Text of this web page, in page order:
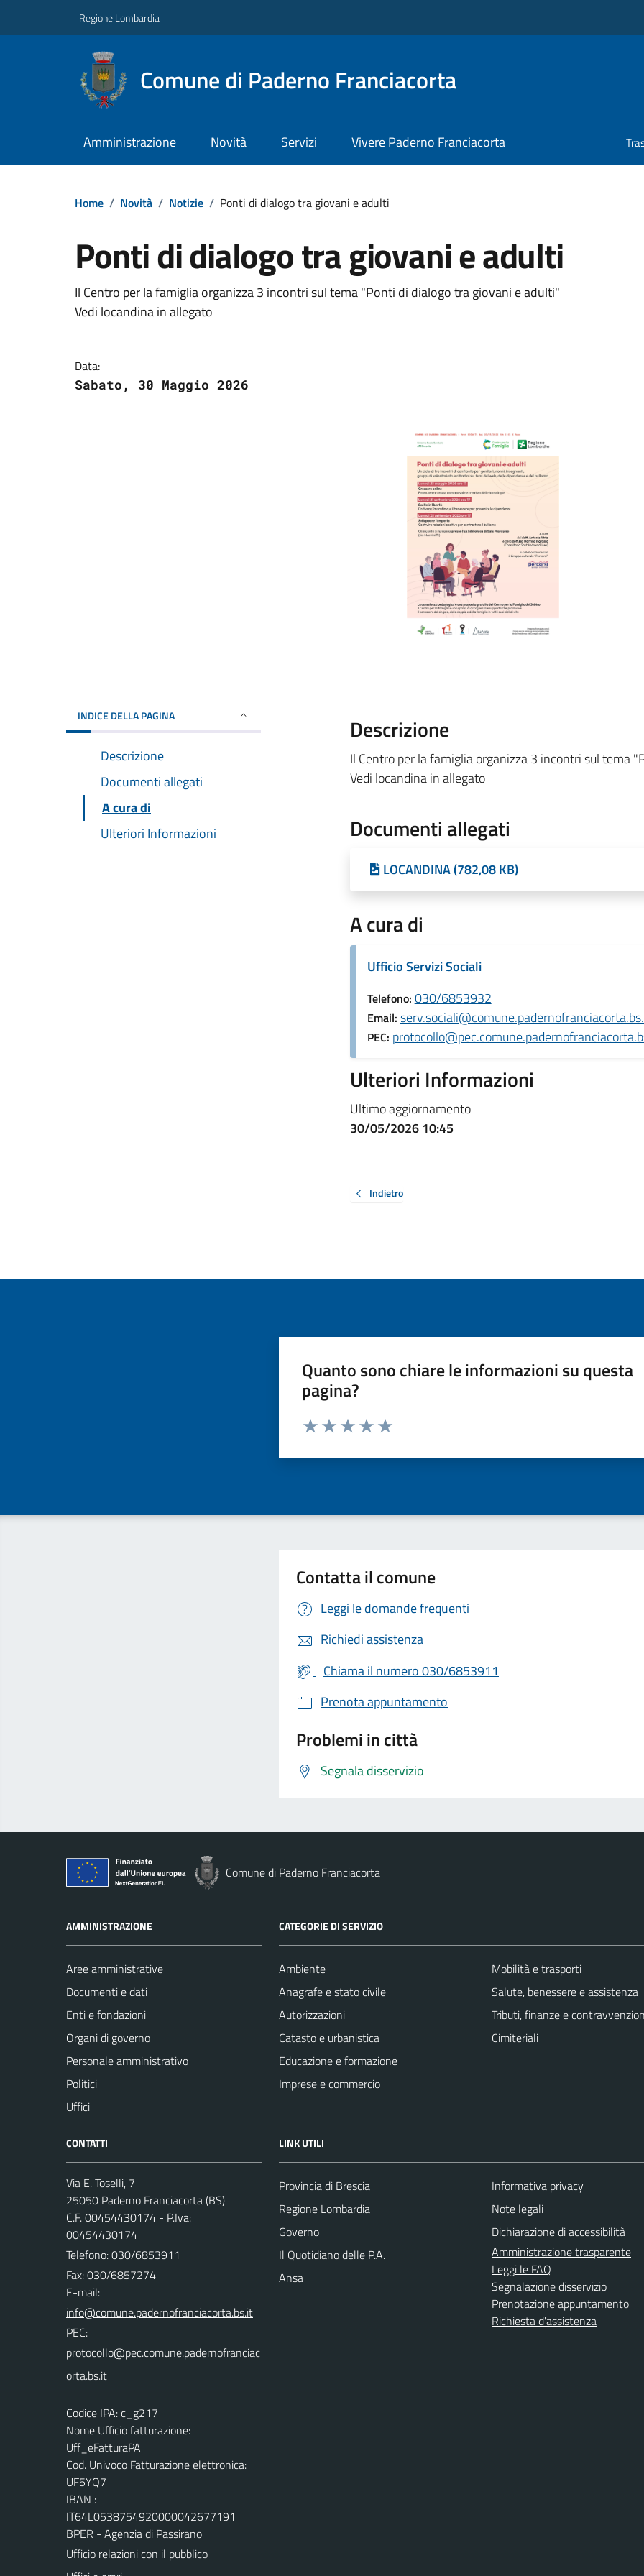
Regione Lombardia
Comune di Paderno Franciacorta
Amministrazione Novità Servizi Vivere Paderno Franciacorta
Home / Novità / Notizie / Ponti di dialogo tra giovani e adulti
Ponti di dialogo tra giovani e adulti
Il Centro per la famiglia organizza 3 incontri sul tema "Ponti di dialogo tra giovani e adulti"
Vedi locandina in allegato
Data:
Sabato, 30 Maggio 2026
INDICE DELLA PAGINA
Descrizione
Documenti allegati
A cura di
Ulteriori Informazioni
Descrizione
Il Centro per la famiglia organizza 3 incontri sul tema
Vedi locandina in allegato
Documenti allegati
LOCANDINA (782,08 KB)
A cura di
Ufficio Servizi Sociali
Telefono: 030/6853932
Email:
PEC:
Ulteriori Informazioni
Ultimo aggiornamento
30/05/2026 10:45
Indietro
Quanto sono chiare le informazioni su questa
pagina?
Valuta da 1 a 5 stelle la pagina
Contatta il comune
Leggi le domande frequenti
Richiedi assistenza
Chiama il numero 030/6853911
Prenota appuntamento
Problemi in città
Segnala disservizio
Comune di Paderno Franciacorta
AMMINISTRAZIONE
Aree amministrative
Documenti e dati
Enti e fondazioni
Organi di governo
Personale amministrativo
Politici
Uffici
CATEGORIE DI SERVIZIO
Ambiente
Anagrafe e stato civile
Autorizzazioni
Catasto e urbanistica
Educazione e formazione
Imprese e commercio
Mobilità e trasporti
Salute, benessere e assistenza
Tributi, finanze e
Cimiteriali
CONTATTI
Via E. Toselli, 7
25050 Paderno Franciacorta (BS)
C.F. 00454430174 - P.Iva:
00454430174
Telefono:030/6853911
Fax: 030/6857274
E-mail:
PEC:
Codice IPA: c_g217
Nome Ufficio fatturazione:
Uff_eFatturaPA
Cod. Univoco Fatturazione elettronica:
UF5YQ7
IBAN :
IT64L0538754920000042677191
BPER - Agenzia di Passirano
Ufficio relazioni con il pubblico
LINK UTILI
Provincia di Brescia
Regione Lombardia
Governo
Il Quotidiano delle P.A.
Ansa
Informativa privacy
Note legali
Dichiarazione di accessibilità
Amministrazione trasparente
Leggi le FAQ
Segnalazione disservizio
Prenotazione appuntamento
Richiesta d'assistenza